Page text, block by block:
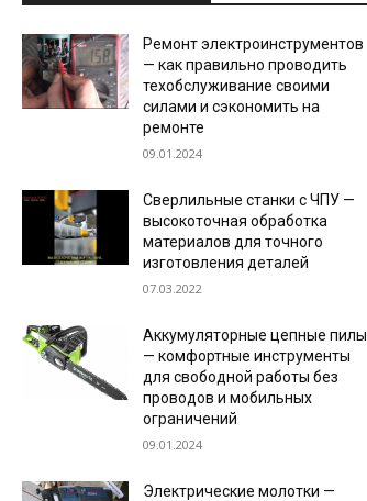
Ремонт электроинструментов
— как правильно проводить
техобслуживание своими
силами и сэкономить на
ремонте
09.01.2024
Сверлильные станки с ЧПУ —
высокоточная обработка
материалов для точного
изготовления деталей
07.03.2022
Аккумуляторные цепные пилы
— комфортные инструменты
для свободной работы без
проводов и мобильных
ограничений
09.01.2024
Электрические молотки —